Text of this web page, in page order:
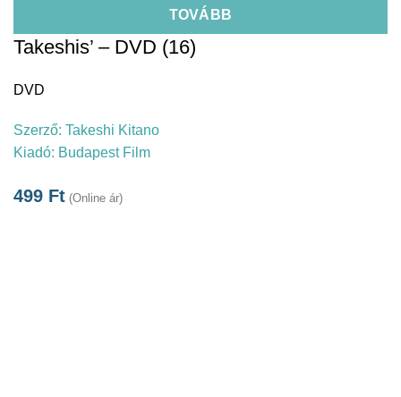
TOVÁBB
Takeshis’ – DVD (16)
DVD
Szerző: Takeshi Kitano
Kiadó: Budapest Film
499 Ft (Online ár)